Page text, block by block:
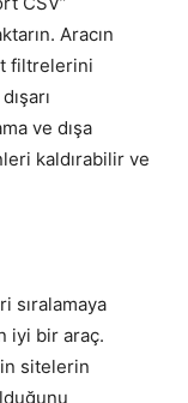
Aracın
filtrelerini
ve dışa
kaldırabilir ve
sıralamaya
iyi bir araç.
sitelerin